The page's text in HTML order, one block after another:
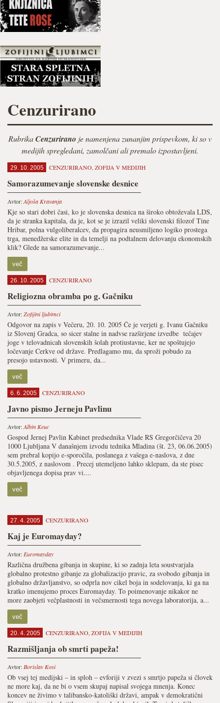
Cenzurirano
RubrikaCenzurirano je namenjena zunanjim prispevkom, ki so v
medijih spregledani, zamolčani ali premalo izpostavljeni.
29. 10. 2005 CENZURIRANO, ZOFIJA V MEDIJIH
Samorazumevanje slovenske desnice
Avtor:Aljoša Kravanja
Kje so stari dobri časi, ko je slovenska desnica na široko obtoževala LDS,
da je stranka kapitala, da je, kot se je izrazil veliki slovenski filozof Tine
Hribar, polna vulgoliberalcev, da propagira neusmiljeno logiko prostega
trga, menedžerske elite in da temelji na podtalnem delovanju ekonomskih
klik? Glede na samorazumevanje...
več
26. 10. 2005 CENZURIRANO
Religiozna obramba po g. Gačniku
Avtor:Zofijini ljubimci
Odgovor na zapis v Večeru, 20. 10. 2005 Če je verjeti g. Ivanu Gačniku
iz Slovenj Gradca, so sicer stalne in nadvse razširjene izvedbe tečajev
joge v telovadnicah slovenskih šolah protiustavne, ker ne spoštujejo
ločevanje Cerkve od države. Predlagamo mu, da sproži pobudo za
presojo ustavnosti. V primeru, da...
več
6. 6. 2005 CENZURIRANO
Javno pismo Jerneju Pavlinu
Avtor:Albin Keuc
Gospod Jernej Pavlin Kabinet predsednika Vlade RS Gregorčičeva 20
1000 Ljubljana V današnjem izvodu tednika Mladina (št. 23, 06.06.2005)
sem prebral kopijo e-sporočila, poslanega z vašega e-naslova, z dne
30.5.2005, z naslovom . Precej utemeljeno lahko sklepam, da ste pisec
objavljenega dopisa prav vi....
več
27. 4. 2005 CENZURIRANO
Kaj je Euromayday?
Avtor: Euromayday
Različna družbena gibanja in skupine, ki so zadnja leta soustvarjala
globalno protestno gibanje za globalizacijo pravic, za svobodo gibanja in
globalno državljanstvo, so odprla nov cikel boja in sodelovanja, ki ga na
kratko imenujemo proces Euromayday. To poimenovanje nikakor ne
more zaobjeti večplastnosti in večsmernosti tega novega laboratorija, a...
več
20. 4. 2005 CENZURIRANO, ZOFIJA V MEDIJIH
Razmišljanja ob smrti papeža!
Avtor: Borislav Kosi
Ob vsej tej medijski – in sploh – evforiji v zvezi s smrtjo papeža si človek
ne more kaj, da ne bi o vsem skupaj napisal svojega mnenja. Konec
koncev ne živimo v talibansko-katoliški državi, ampak v demokratični